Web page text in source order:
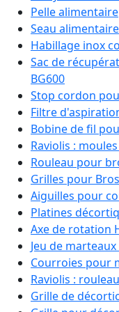
Pelle alimentaire
Seau alimentaire
Habillage inox
Sac de
BG600
Stop cordon
Filtre
Bobine de fil
Raviolis :
Rouleau pour
Grilles pour
Aiguilles pour
Platines
Axe de rotation
Jeu de
Courroies pour
Raviolis :
Grille de